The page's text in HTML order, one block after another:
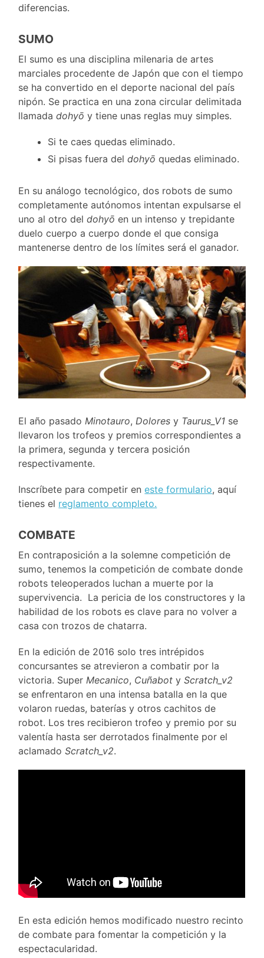
diferencias.
SUMO
El sumo es una disciplina milenaria de artes
marciales procedente de Japón que con el tiempo
se ha convertido en el deporte nacional del país
nipón. Se practica en una zona circular delimitada
llamadadohyō y tiene unas reglas muy simples.
Si te caes quedas eliminado.
Si pisas fuera deldohyō quedas eliminado.
En su análogo tecnológico, dos robots de sumo
completamente autónomos intentan expulsarse el
uno al otro deldohyō en un intenso y trepidante
duelo cuerpo a cuerpo donde el que consiga
mantenerse dentro de los límites será el ganador.
El año pasadoMinotauro,Dolores y Taurus_V1 se
llevaron los trofeos y premios correspondientes a
la primera, segunda y tercera posición
respectivamente.
Inscríbete para competir eneste formulario, aquí
tienes el reglamento completo.
COMBATE
En contraposición a la solemne competición de
sumo, tenemos la competición de combate donde
robots teleoperados luchan a muerte por la
supervivencia. La pericia de los constructores y la
habilidad de los robots es clave para no volver a
casa con trozos de chatarra.
En la edición de 2016 solo tres intrépidos
concursantes se atrevieron a combatir por la
victoria. SuperMecanico, Cuñabot yScratch_v2
se enfrentaron en una intensa batalla en la que
volaron ruedas, baterías y otros cachitos de
robot. Los tres recibieron trofeo y premio por su
valentía hasta ser derrotados finalmente por el
aclamadoScratch_v2.
En esta edición hemos modificado nuestro recinto
de combate para fomentar la competición y la
espectacularidad.